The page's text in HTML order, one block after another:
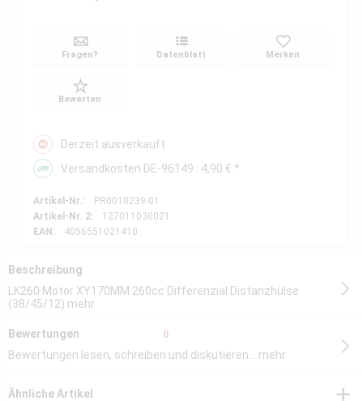
Fragen? Datenblatt Merken
Bewerten
Derzeit ausverkauft
Versandkosten DE-96149 : 4,90 € *
Artikel-Nr.:
PR0010239-01
Artikel-Nr. 2:
127011030021
EAN:
4056551021410
Beschreibung
LK260 Motor XY170MM 260cc Differenzial Distanzhülse
(38/45/12) mehr
Bewertungen 0
Bewertungen lesen, schreiben und diskutieren... mehr
Ähnliche Artikel